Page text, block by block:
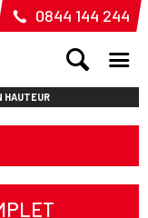
0844 144 244
HAUTEUR